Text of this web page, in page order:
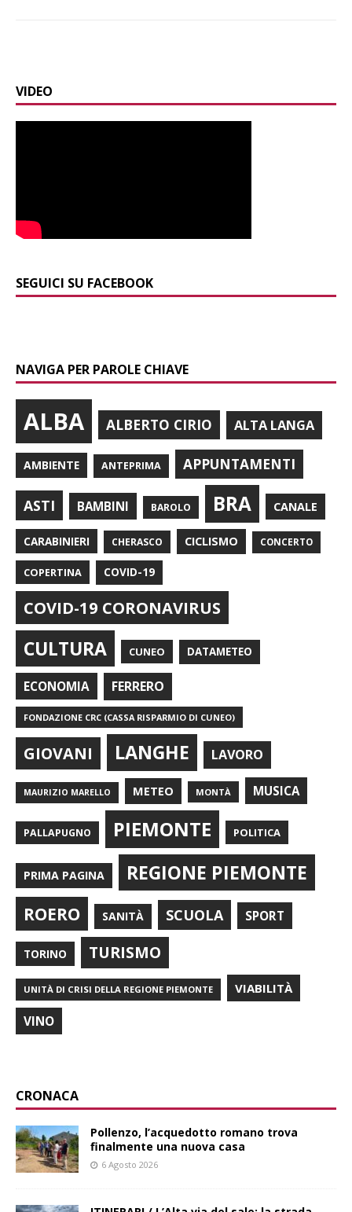
VIDEO
SEGUICI SU FACEBOOK
NAVIGA PER PAROLE CHIAVE
ALBA ALBERTO CIRIO ALTA LANGA
AMBIENTE ANTEPRIMA APPUNTAMENTI
ASTI BAMBINI BAROLO BRA CANALE
CARABINIERI CHERASCO CICLISMO CONCERTO
COPERTINA COVID-19
COVID-19 CORONAVIRUS
CULTURA CUNEO DATAMETEO
ECONOMIA FERRERO
FONDAZIONE CRC (CASSA RISPARMIO DI CUNEO)
GIOVANI LANGHE LAVORO
MAURIZIO MARELLO METEO MONTÀ MUSICA
PALLAPUGNO PIEMONTE POLITICA
PRIMA PAGINA REGIONE PIEMONTE
ROERO SANITÀ SCUOLA SPORT
TORINO TURISMO
UNITÀ DI CRISI DELLA REGIONE PIEMONTE VIABILITÀ
VINO
CRONACA
Pollenzo, l’acquedotto romano trova
finalmente una nuova casa
6 Agosto 2026